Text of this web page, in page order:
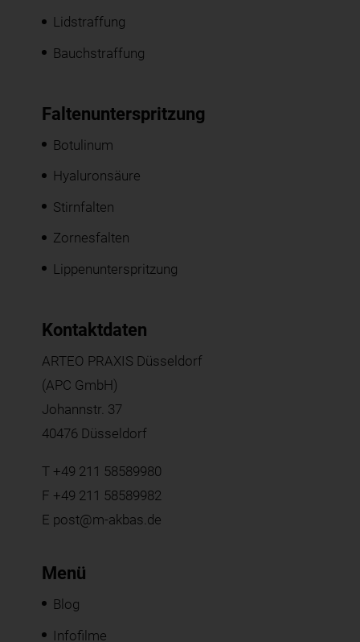
Lidstraffung
Bauchstraffung
Faltenunterspritzung
Botulinum
Hyaluronsäure
Stirnfalten
Zornesfalten
Lippenunterspritzung
Kontaktdaten
ARTEO PRAXIS Düsseldorf
(APC GmbH)
Johannstr. 37
40476 Düsseldorf
T +49 211 58589980
F +49 211 58589982
E post@m-akbas.de
Menü
Blog
Infofilme